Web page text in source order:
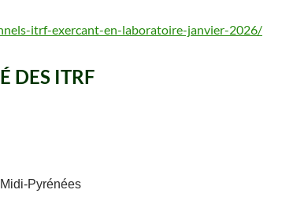
itrf-exercant-en-laboratoire-janvier-2026/
DES ITRF
Midi-Pyrénées